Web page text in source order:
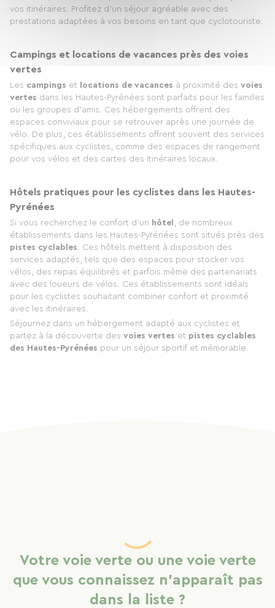
vos itinéraires. Profitez d'un séjour agréable avec des
prestations adaptées à vos besoins en tant que cyclotouriste.
Campings et locations de vacances près des voies
vertes
Les campings et locations de vacances à proximité des voies
vertes dans les Hautes-Pyrénées sont parfaits pour les familles
ou les groupes d’amis. Ces hébergements offrent des
espaces conviviaux pour se retrouver après une journée de
vélo. De plus, ces établissements offrent souvent des services
spécifiques aux cyclistes, comme des espaces de rangement
pour vos vélos et des cartes des itinéraires locaux.
Hôtels pratiques pour les cyclistes dans les Hautes-
Pyrénées
Si vous recherchez le confort d’un hôtel , de nombreux
établissements dans les Hautes-Pyrénées sont situés près des
pistes cyclables. Ces hôtels mettent à disposition des
services adaptés, tels que des espaces pour stocker vos
vélos, des repas équilibrés et parfois même des partenariats
avec des loueurs de vélos. Ces établissements sont idéals
pour les cyclistes souhaitant combiner confort et proximité
avec les itinéraires.
Séjournez dans un hébergement adapté aux cyclistes et
partez à la découverte des voies vertes et pistes cyclables
des Hautes-Pyrénées pour un séjour sportif et mémorable.
Votre voie verte ou une voie verte
que vous connaissez n'apparaît pas
dans la liste ?